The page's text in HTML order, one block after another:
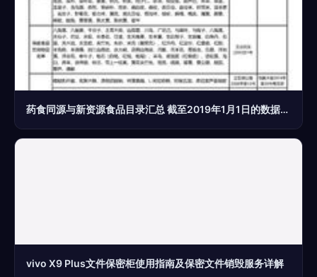
药食同源与新资源食品目录汇总 截至2019年1月1日的数据解析
vivo X9 Plus文件保密柜使用指南及保密文件销毁服务详解